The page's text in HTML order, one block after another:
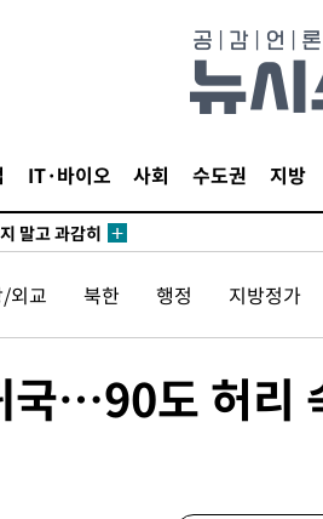
IT·바이오 사회 수도권 지방
수…이병태
월 10.3만개
말고 과감히
하향
재난지역 선
씨]
선제 대응"
외교 북한 행정 지방정가
국…90도 허리